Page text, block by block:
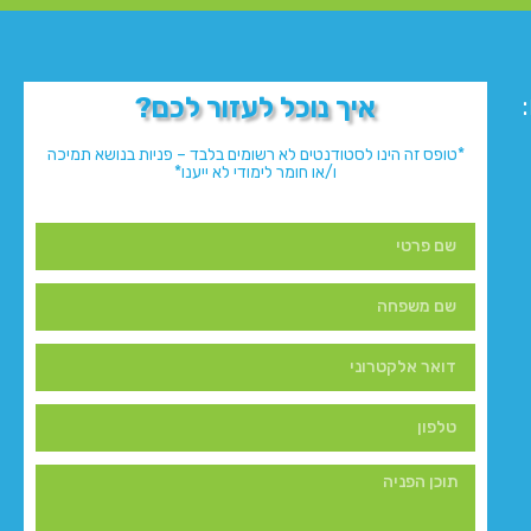
איך נוכל לעזור לכם?
*טופס זה הינו לסטודנטים לא רשומים בלבד – פניות בנושא תמיכה
ו/או חומר לימודי לא ייענו*